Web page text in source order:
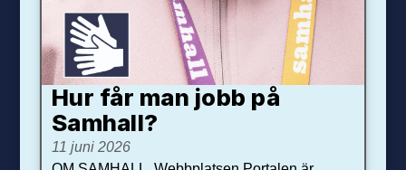
Hur får man jobb på
Samhall?
11 juni 2026